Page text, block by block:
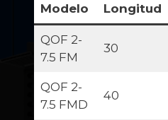
Modelo Longitud
QOF 2-
7.5 FM
30
QOF 2-
7.5 FMD
40